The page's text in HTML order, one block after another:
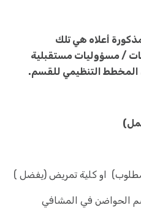
أعلاه هي تلك
/ مسؤوليات مستقبلية
المخطط التنظيمي للقسم.
او كلية تمريض (يفضل )
الحواضن في المشافي